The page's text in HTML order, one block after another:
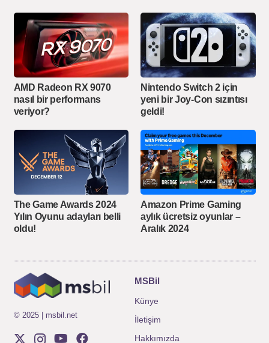
AMD Radeon RX 9070
nasıl bir performans
veriyor?
Nintendo Switch 2 için
yeni bir Joy-Con sızıntısı
geldi!
The Game Awards 2024
Yılın Oyunu adayları belli
oldu!
Amazon Prime Gaming
aylık ücretsiz oyunlar –
Aralık 2024
© 2025 | msbil.net
MSBil
Künye
İletişim
Hakkımızda